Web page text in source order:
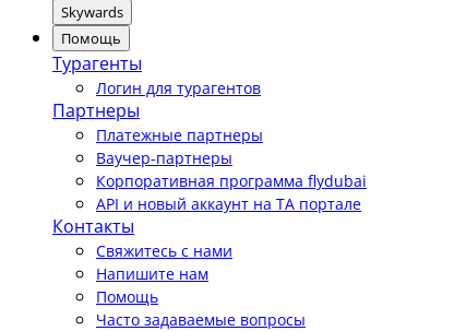
Skywards
Помощь
Турагенты
Логин для турагентов
Партнеры
Платежные партнеры
Ваучер-партнеры
Корпоративная программа flydubai
API и новый аккаунт на TA портале
Контакты
Свяжитесь с нами
Напишите нам
Помощь
Часто задаваемые вопросы